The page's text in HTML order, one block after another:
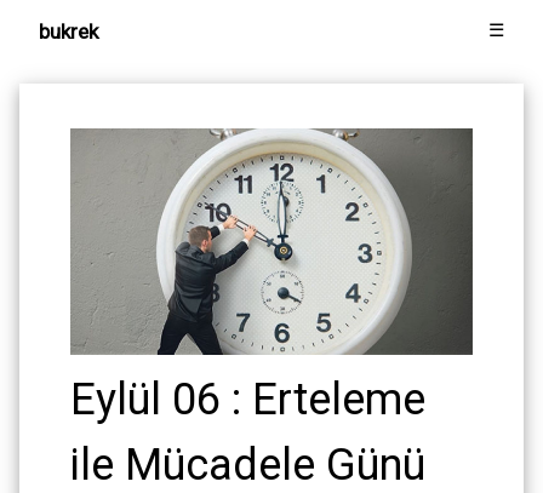
bukrek ☰
Eylül 06 : Erteleme
ile Mücadele Günü